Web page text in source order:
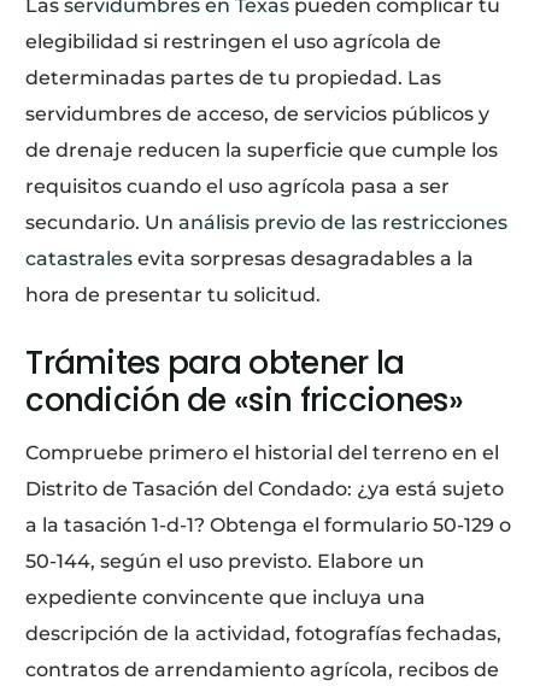
Lasservidumbres en Texas pueden complicar tu
elegibilidad si restringen el uso agrícola de
determinadas partes de tu propiedad. Las
servidumbres de acceso, de servicios públicos y
de drenaje reducen la superficie que cumple los
requisitos cuando el uso agrícola pasa a ser
secundario. Unanálisis previo de las restricciones
catastrales evita sorpresas desagradables a la
hora de presentar tu solicitud.
Trámites para obtener la
condición de «sin fricciones»
Compruebe primero el historial del terreno en el
Distrito de Tasación del Condado: ¿ya está sujeto
a la tasación 1-d-1? Obtenga el formulario 50-129 o
50-144, según el uso previsto. Elabore un
expediente convincente que incluya una
descripción de la actividad, fotografías fechadas,
contratos de arrendamiento agrícola, recibos de